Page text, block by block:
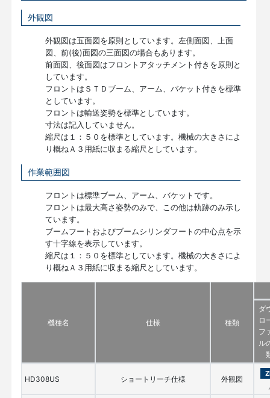
外観図
外観図は五面図を原則としています。左側面図、上面
図、前(後)面図の三面図の場合もあります。
前面図、後面図はフロントアタッチメント付きを原則と
しています。
フロントはＳＴＤブーム、アーム、バケット付きを標準
としています。
フロントは輸送姿勢を標準としています。
寸法は記入していません。
縮尺は１：５０を標準としています。機械の大きさによ
り概ねＡ３用紙に収まる縮尺としています。
作業範囲図
フロントは標準ブーム、アーム、バケットです。
フロントは最大高さ姿勢のみで、この他は軌跡のみ示し
ています。
ブームフートおよびブームシリンダフートの中心点を示
す十字線を表示しています。
縮尺は１：５０を標準としています。機械の大きさによ
り概ねＡ３用紙に収まる縮尺としています。
機種名 仕様 種類
ダ
ロ
フ
ル
HD308US ショートリーチ仕様 外観図
,